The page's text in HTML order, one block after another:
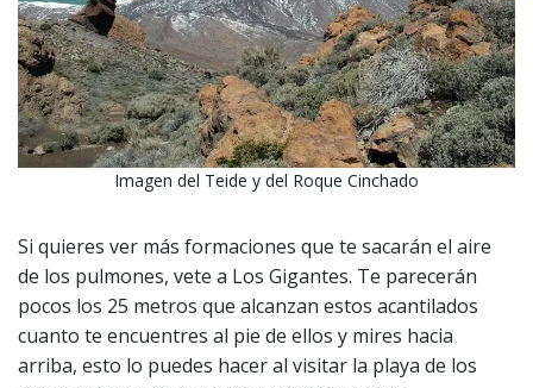
Imagen del Teide y del Roque Cinchado
Si quieres ver más formaciones que te sacarán el aire
de los pulmones, vete a Los Gigantes. Te parecerán
pocos los 25 metros que alcanzan estos acantilados
cuanto te encuentres al pie de ellos y mires hacia
arriba, esto lo puedes hacer al visitar la playa de los